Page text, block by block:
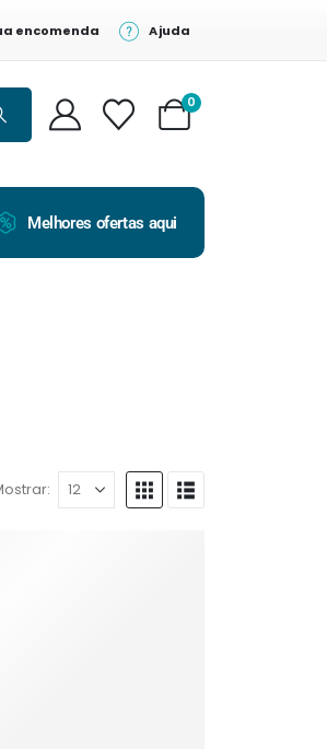
encomenda Ajuda
0
Melhores ofertas aqui